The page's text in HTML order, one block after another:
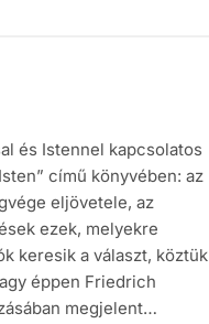
és Istennel kapcsolatos
című könyvében: az
eljövetele, az
ezek, melyekre
keresik a választ, köztük
éppen Friedrich
megjelent…